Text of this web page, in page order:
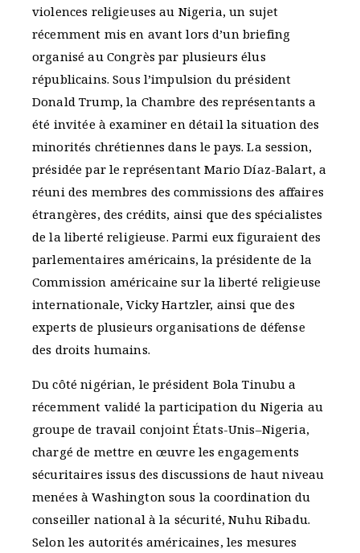
violences religieuses au Nigeria, un sujet
récemment mis en avant lors d’un briefing
organisé au Congrès par plusieurs élus
républicains. Sous l’impulsion du président
Donald Trump, la Chambre des représentants a
été invitée à examiner en détail la situation des
minorités chrétiennes dans le pays. La session,
présidée par le représentant Mario Díaz-Balart, a
réuni des membres des commissions des affaires
étrangères, des crédits, ainsi que des spécialistes
de la liberté religieuse. Parmi eux figuraient des
parlementaires américains, la présidente de la
Commission américaine sur la liberté religieuse
internationale, Vicky Hartzler, ainsi que des
experts de plusieurs organisations de défense
des droits humains.
Du côté nigérian, le président Bola Tinubu a
récemment validé la participation du Nigeria au
groupe de travail conjoint États-Unis–Nigeria,
chargé de mettre en œuvre les engagements
sécuritaires issus des discussions de haut niveau
menées à Washington sous la coordination du
conseiller national à la sécurité, Nuhu Ribadu.
Selon les autorités américaines, les mesures